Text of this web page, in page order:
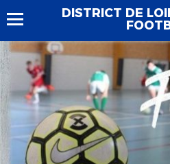
DISTRICT DE